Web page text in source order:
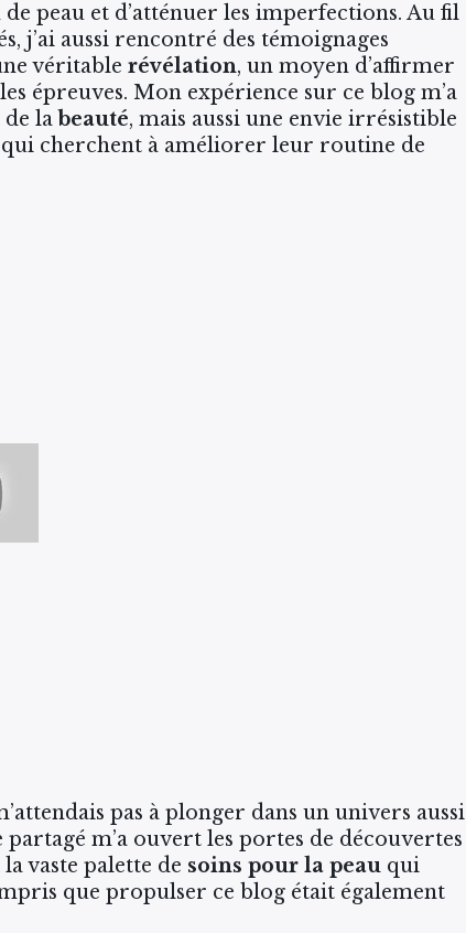
peau et d’atténuer les imperfections. Au fil
j’ai aussi rencontré des témoignages
véritable révélation, un moyen d’affirmer
épreuves. Mon expérience sur ce blog m’a
la beauté, mais aussi une envie irrésistible
cherchent à améliorer leur routine de
pas à plonger dans un univers aussi
m’a ouvert les portes de découvertes
vaste palette de soins pour la peau qui
que propulser ce blog était également